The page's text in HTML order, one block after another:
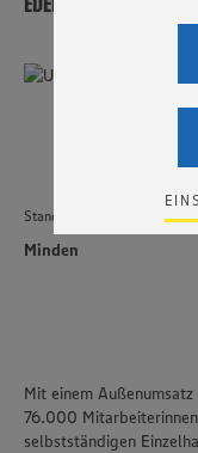
Einstellungen
ein, dass Ihre
Nutzerverhalten
Dienste
dort verarbeitet
angemessenen
Risiko eines
Zudem wissen
genannten
Standort
Minden
Mit einem
76.000
selbstständigen